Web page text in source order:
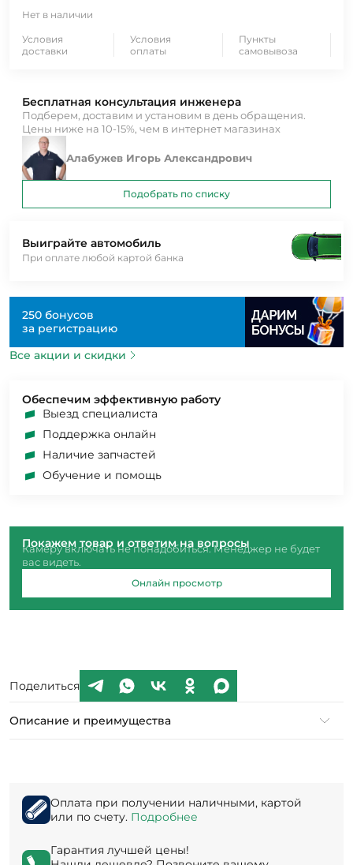
Нет в наличии
Условия
доставки
Условия
оплаты
Пункты
самовывоза
Выиграйте автомобиль
При оплате любой картой банка
250 бонусов
за регистрацию
Все акции и скидки
Обеспечим эффективную работу
Выезд специалиста
Поддержка онлайн
Наличие запчастей
Обучение и помощь
Покажем товар и ответим на вопросы
Камеру включать не понадобиться. Менеджер не будет
вас видеть.
Онлайн просмотр
Бесплатная консультация инженера
Подберем, доставим и установим в день обращения.
Цены ниже на 10-15%, чем в интернет магазинах
Алабужев Игорь Александрович
Подобрать по списку
Поделиться
Описание и преимущества
Оплата при получении наличными, картой
или по счету. Подробнее
Гарантия лучшей цены!